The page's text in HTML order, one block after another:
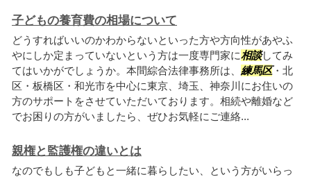
子どもの養育費の相場について
どうすればいいのかわからないといった方や方向性があやふ
やにしか定まっていないという方は一度専門家に相談してみ
てはいかがでしょうか。本間綜合法律事務所は、 練馬区・北
区・板橋区・和光市を中心に東京、埼玉、神奈川にお住いの
方のサポートをさせていただいております。相続や離婚など
でお困りの方がいましたら、ぜひお気軽にご連絡...
親権と監護権の違いとは
なのでもしも子どもと一緒に暮らしたい、という方がいらっ